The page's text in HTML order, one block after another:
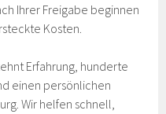
Ihrer Freigabe beginnen
Kosten.
Erfahrung, hunderte
einen persönlichen
Wir helfen schnell,